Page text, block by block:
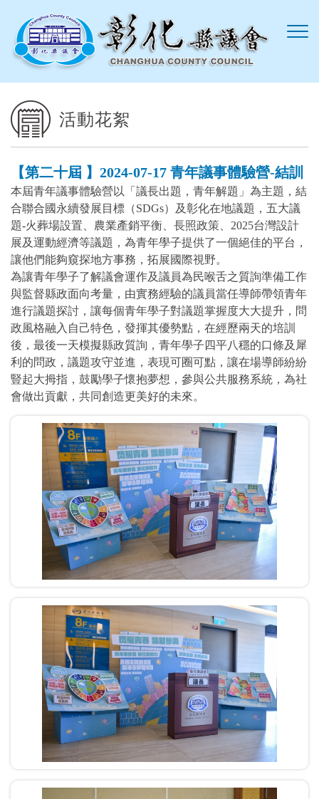
活動花絮
【第二十屆 】2024-07-17 青年議事體驗營-結訓
本屆青年議事體驗營以「議長出題，青年解題」為主題，結
合聯合國永續發展目標（SDGs）及彰化在地議題，五大議
題-火葬場設置、農業產銷平衡、長照政策、2025台灣設計
展及運動經濟等議題，為青年學子提供了一個絕佳的平台，
讓他們能夠窺探地方事務，拓展國際視野。
為讓青年學子了解議會運作及議員為民喉舌之質詢準備工作
與監督縣政面向考量，由實務經驗的議員當任導師帶領青年
進行議題探討，讓每個青年學子對議題掌握度大大提升，問
政風格融入自己特色，發揮其優勢點，在經歷兩天的培訓
後，最後一天模擬縣政質詢，青年學子四平八穩的口條及犀
利的問政，議題攻守並進，表現可圈可點，讓在場導師紛紛
豎起大拇指，鼓勵學子懷抱夢想，參與公共服務系統，為社
會做出貢獻，共同創造更美好的未來。